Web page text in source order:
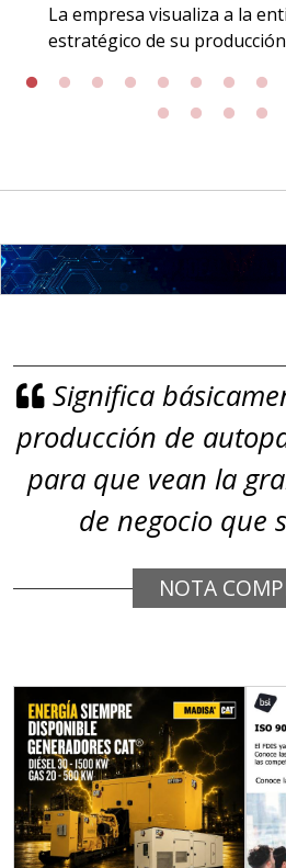
GRAFITO
ROLLO
Especificaciones:
gestión ambiental.
Empresa en Jalisco
Requiere:
Especificaciones:
De alta pureza y
Garantizar
de calidad y gestión
Aplicar al
Empresa en
Requiere:
La empresa visualiza a la
estratégico de su
Significa
producción de
para que vean la
de negocio que
NOTA